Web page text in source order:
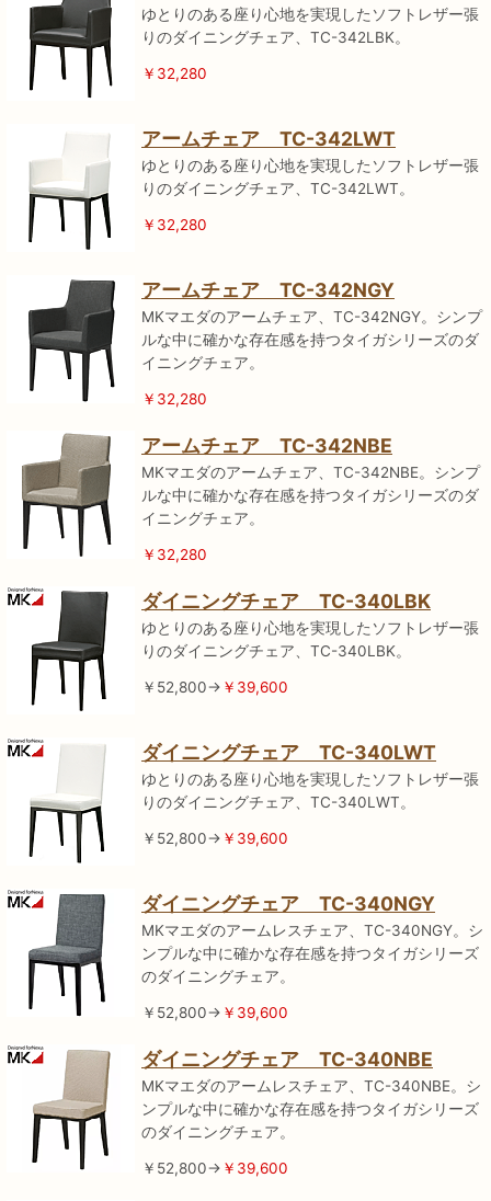
ゆとりのある座り心地を実現したソフトレザー張
りのダイニングチェア、TC-342LBK。
￥32,280
アームチェア TC-342LWT
ゆとりのある座り心地を実現したソフトレザー張
りのダイニングチェア、TC-342LWT。
￥32,280
アームチェア TC-342NGY
MKマエダのアームチェア、TC-342NGY。シンプ
ルな中に確かな存在感を持つタイガシリーズのダ
イニングチェア。
￥32,280
アームチェア TC-342NBE
MKマエダのアームチェア、TC-342NBE。シンプ
ルな中に確かな存在感を持つタイガシリーズのダ
イニングチェア。
￥32,280
ダイニングチェア TC-340LBK
ゆとりのある座り心地を実現したソフトレザー張
りのダイニングチェア、TC-340LBK。
￥52,800→ ￥39,600
ダイニングチェア TC-340LWT
ゆとりのある座り心地を実現したソフトレザー張
りのダイニングチェア、TC-340LWT。
￥52,800→ ￥39,600
ダイニングチェア TC-340NGY
MKマエダのアームレスチェア、TC-340NGY。シ
ンプルな中に確かな存在感を持つタイガシリーズ
のダイニングチェア。
￥52,800→ ￥39,600
ダイニングチェア TC-340NBE
MKマエダのアームレスチェア、TC-340NBE。シ
ンプルな中に確かな存在感を持つタイガシリーズ
のダイニングチェア。
￥52,800→ ￥39,600